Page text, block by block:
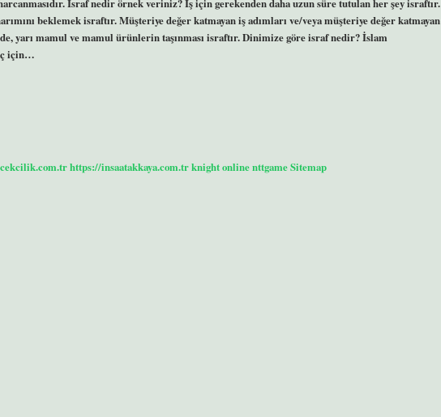
beklemek israftır. Müşteriye değer katmayan iş adımları ve/veya müşteriye değer katmayan
yarı mamul ve mamul ürünlerin taşınması israftır. Dinimize göre israf nedir? İslam
için…
https://insaatakkaya.com.trknight onlinenttgameSitemap